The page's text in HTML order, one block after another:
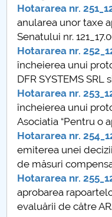
Hotărâri Senat din
Hotărâri Senat din
Hotărâri Senat din
Hotărâri Senat din
Hotărâri Senat din
Hotărâri Senat din
Hotărâri Senat
Hotararea nr.
anularea unor taxe
Senatului nr.
Hotararea nr.
încheierea unui
DFR SYSTEMS SRL
Hotararea nr.
încheierea unui
Asociatia “Pentru o
Hotararea nr.
emiterea unei
de măsuri
Hotararea nr.
aprobarea
evaluării de către